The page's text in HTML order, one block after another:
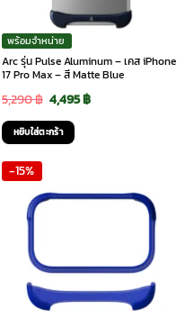
พร้อมจำหน่าย
Arc รุ่น Pulse Aluminum – เคส iPhone
17 Pro Max – สี Matte Blue
5,290฿ Original
price
was:
4,495฿Current
หยิบใส่ตะกร้า
-15%